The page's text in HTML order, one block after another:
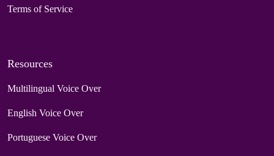
Terms of Service
Resources
Multilingual Voice Over
English Voice Over
Portuguese Voice Over